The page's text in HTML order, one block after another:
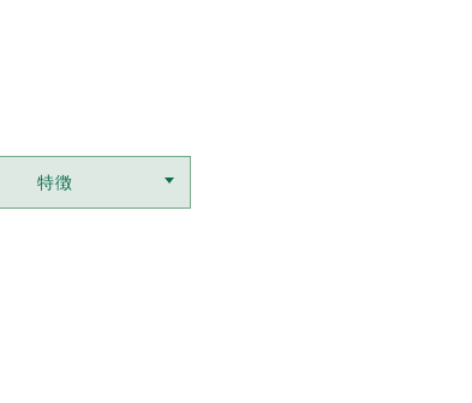
特徴